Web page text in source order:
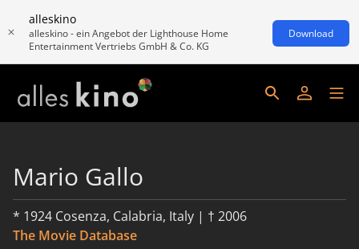
alleskino
alleskino - ein Angebot der Lighthouse Home
Entertainment Vertriebs GmbH & Co. KG
Download
Mario Gallo
* 1924 Cosenza, Calabria, Italy | † 2006
The Movie Database